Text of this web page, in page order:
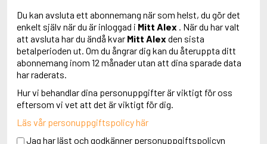
Du kan avsluta ett abonnemang när som helst, du gör det
enkelt själv när du är inloggad i Mitt Alex . När du har valt
att avsluta har du ändå kvar Mitt Alex den sista
betalperioden ut. Om du ångrar dig kan du återuppta ditt
abonnemang inom 12 månader utan att dina sparade data
har raderats.
Hur vi behandlar dina personuppgifter är viktigt för oss
eftersom vi vet att det är viktigt för dig.
Läs vår personuppgiftspolicy här
Jag har läst och godkänner personuppgiftspolicyn